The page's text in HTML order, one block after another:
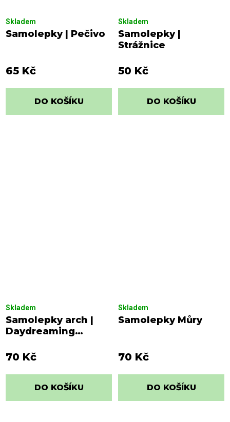
Samolepky | Pečivo
Skladem
65 Kč
DO KOŠÍKU
Samolepky |
Strážnice
Skladem
50 Kč
DO KOŠÍKU
Samolepky arch |
Daydreaming
Skladem
70 Kč
DO KOŠÍKU
Samolepky Můry
Skladem
70 Kč
DO KOŠÍKU